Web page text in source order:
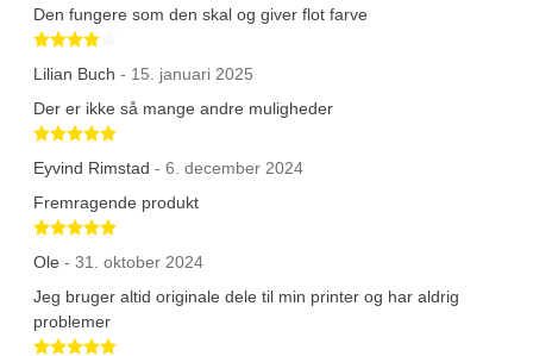
Den fungere som den skal og giver flot farve
Lilian Buch - 15. januari 2025
Der er ikke så mange andre muligheder
Betygsatt 5 av 5 stjärnor
Eyvind Rimstad - 6. december 2024
Fremragende produkt
Betygsatt 5 av 5 stjärnor
Ole - 31. oktober 2024
Jeg bruger altid originale dele til min printer og har aldrig
problemer
Betygsatt 5 av 5 stjärnor